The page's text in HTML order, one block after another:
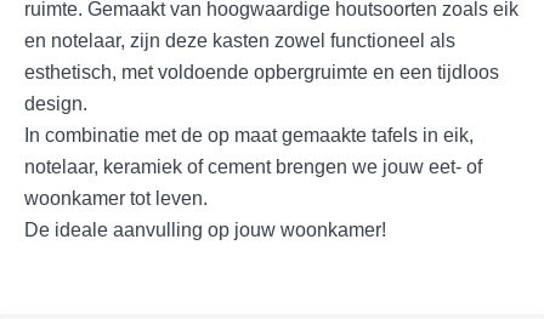
ruimte. Gemaakt van hoogwaardige houtsoorten zoals eik
en notelaar, zijn deze kasten zowel functioneel als
esthetisch, met voldoende opbergruimte en een tijdloos
design.
In combinatie met de op maat gemaakte tafels in eik,
notelaar, keramiek of cement brengen we jouw eet- of
woonkamer tot leven.
De ideale aanvulling op jouw woonkamer!